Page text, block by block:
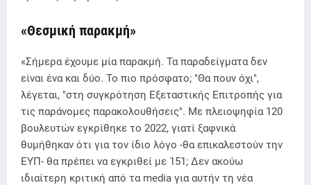
«Θεσμική παρακμή»
«Σήμερα έχουμε μία παρακμή. Τα παραδείγματα δεν
είναι ένα και δύο. Το πιο πρόσφατο; "Θα πουν όχι",
λέγεται, "στη συγκρότηση Εξεταστικής Επιτροπής για
τις παράνομες παρακολουθήσεις". Με πλειοψηφία 120
βουλευτών εγκρίθηκε το 2022, γιατί ξαφνικά
θυμήθηκαν ότι για τον ίδιο λόγο -θα επικαλεστούν την
ΕΥΠ- θα πρέπει να εγκριθεί με 151; Δεν ακούω
ιδιαίτερη κριτική από τα media για αυτήν τη νέα